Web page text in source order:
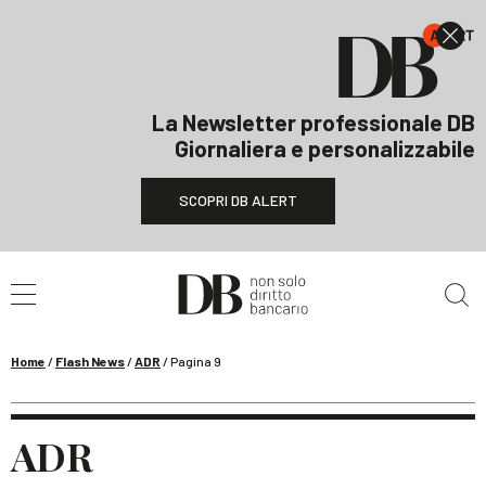
La Newsletter professionale DB
Giornaliera e personalizzabile
SCOPRI DB ALERT
Home / Flash News/ADR /Pagina 9
ADR